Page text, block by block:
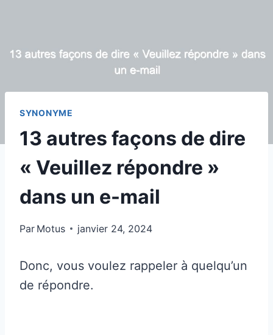
SYNONYME
13 autres façons de dire
« Veuillez répondre »
dans un e-mail
Par Motus janvier 24, 2024
Donc, vous voulez rappeler à quelqu’un
de répondre.